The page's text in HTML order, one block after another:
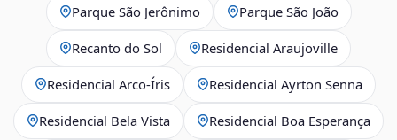
Parque São Jerônimo Parque São João
Recanto do Sol Residencial Araujoville
Residencial Arco‑Íris Residencial Ayrton Senna
Residencial Bela Vista Residencial Boa Esperança